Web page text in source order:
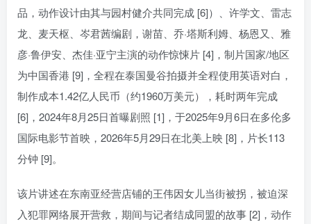
品，动作设计由其与园村健介共同完成 [6]）、许学文、雷志
龙、麦天枢、岑君茜编剧，谢苗、乔·塔斯利姆、杨恩又、雅
彦·鲁伊安、杰佳·亚宁主演的动作惊悚片 [4]，制片国家/地区
为中国香港 [9]，全程在泰国曼谷拍摄并全程使用英语对白，
制作成本1.42亿人民币（约1960万美元），耗时两年完成
[6]，2024年8月25日首曝剧照 [1]，于2025年9月6日在多伦多
国际电影节首映，2026年5月29日在北美上映 [8]，片长113
分钟 [9]。
该片讲述在东南亚经营店铺的王伟因女儿当街被拐，被迫深
入犯罪网络展开营救，期间与记者结成同盟的故事 [2]，动作